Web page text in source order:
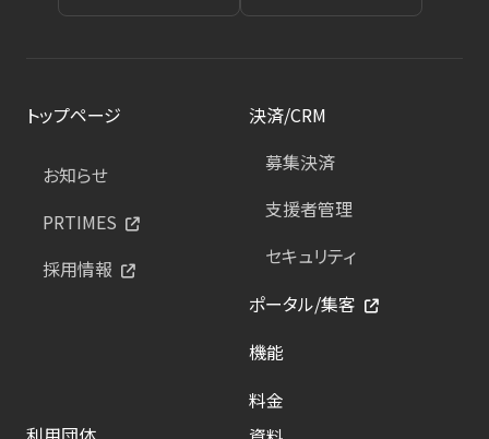
トップページ
お知らせ
PRTIMES
採用情報
決済/CRM
募集決済
支援者管理
セキュリティ
ポータル/集客
機能
料金